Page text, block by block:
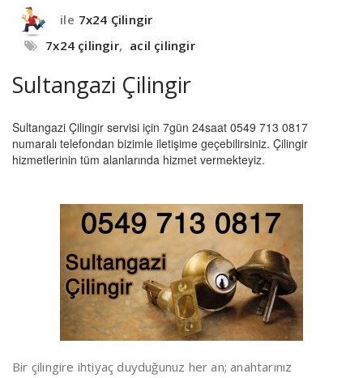
ile 7x24 Çilingir
7x24 çilingir, acil çilingir
Sultangazi Çilingir
Sultangazi Çilingir servisi için 7gün 24saat 0549 713 0817
numaralı telefondan bizimle iletişime geçebilirsiniz. Çilingir
hizmetlerinin tüm alanlarında hizmet vermekteyiz.
Bir çilingire ihtiyaç duyduğunuz her an; anahtarınız